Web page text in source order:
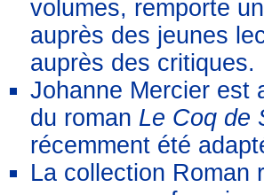
volumes, remporte
auprès des jeunes
auprès des critiques.
Johanne Mercier est
du roman Le Coq de
récemment été
La collection Roman